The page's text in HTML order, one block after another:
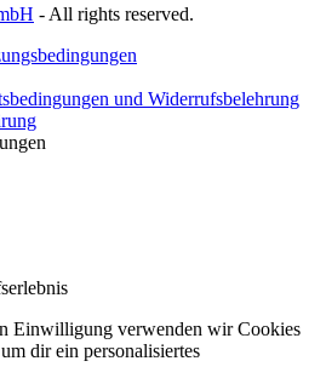
- All rights reserved.
und Widerrufsbelehrung
Einwilligung verwenden wir Cookies
dir ein personalisiertes